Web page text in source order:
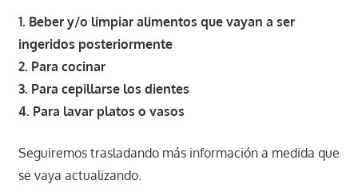
1. Beber y/o limpiar alimentos que vayan a ser
ingeridos posteriormente
2. ⁠Para cocinar
3. ⁠Para cepillarse los dientes
4. ⁠Para lavar platos o vasos
Seguiremos trasladando más información a medida que
se vaya actualizando.